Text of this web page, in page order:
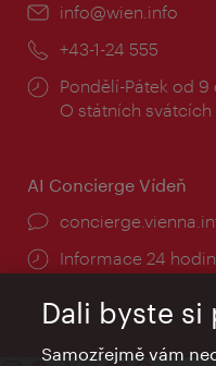
E-
info@wien.info
Telefon:
+43-1-24 555
Provozní
doba:
Pondělí-Pátek od 9
O státních svátcích
AI Concierge Vídeň
Informace 24
Dali byste si
Samozřejmě vám